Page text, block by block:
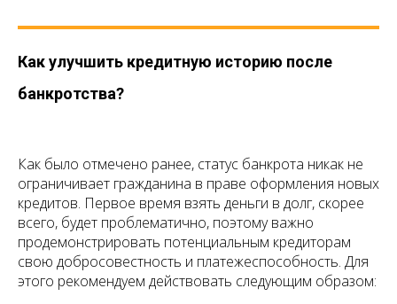
Как улучшить кредитную историю после
банкротства?
Как было отмечено ранее, статус банкрота никак не
ограничивает гражданина в праве оформления новых
кредитов. Первое время взять деньги в долг, скорее
всего, будет проблематично, поэтому важно
продемонстрировать потенциальным кредиторам
свою добросовестность и платежеспособность. Для
этого рекомендуем действовать следующим образом: